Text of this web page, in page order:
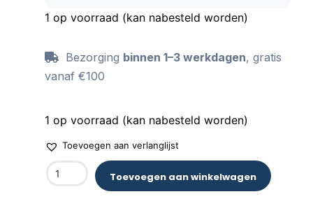
1 op voorraad (kan nabesteld worden)
Bezorging binnen 1–3 werkdagen, gratis
vanaf €100
1 op voorraad (kan nabesteld worden)
Toevoegen aan verlanglijst
Toevoegen aan winkelwagen